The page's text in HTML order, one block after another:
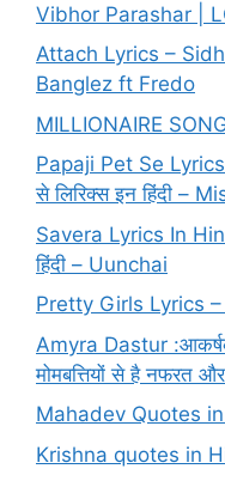
Vibhor Parashar |
Attach Lyrics –
Banglez ft Fredo
MILLIONAIRE
Papaji Pet Se Lyrics
से लिरिक्स इन हिंदी –
Savera Lyrics In
हिंदी – Uunchai
Pretty Girls Lyrics
Amyra Dastur
मोमबत्तियों से है नफरत
Mahadev Quotes
Krishna quotes in